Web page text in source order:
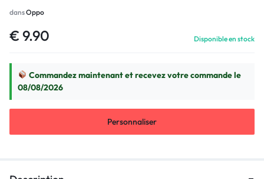
dansOppo
€ 9.90 Disponible en stock
Commandez maintenant et recevez votre commande le
08/08/2026
Personnaliser